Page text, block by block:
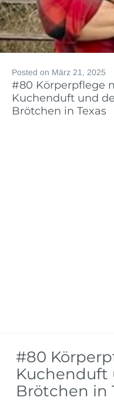
Posted on März 21, 2025
#80 Körperpflege
Kuchenduft und
Brötchen in Texas
#80
Kuchenduft
Brötchen in